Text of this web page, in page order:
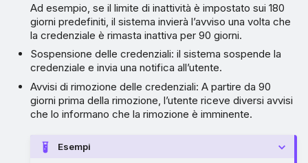
Ad esempio, se il limite di inattività è impostato sui 180
giorni predefiniti, il sistema invierà l’avviso una volta che
la credenziale è rimasta inattiva per 90 giorni.
Sospensione delle credenziali: il sistema sospende la
credenziale e invia una notifica all’utente.
Avvisi di rimozione delle credenziali: A partire da 90
giorni prima della rimozione, l’utente riceve diversi avvisi
che lo informano che la rimozione è imminente.
Esempi